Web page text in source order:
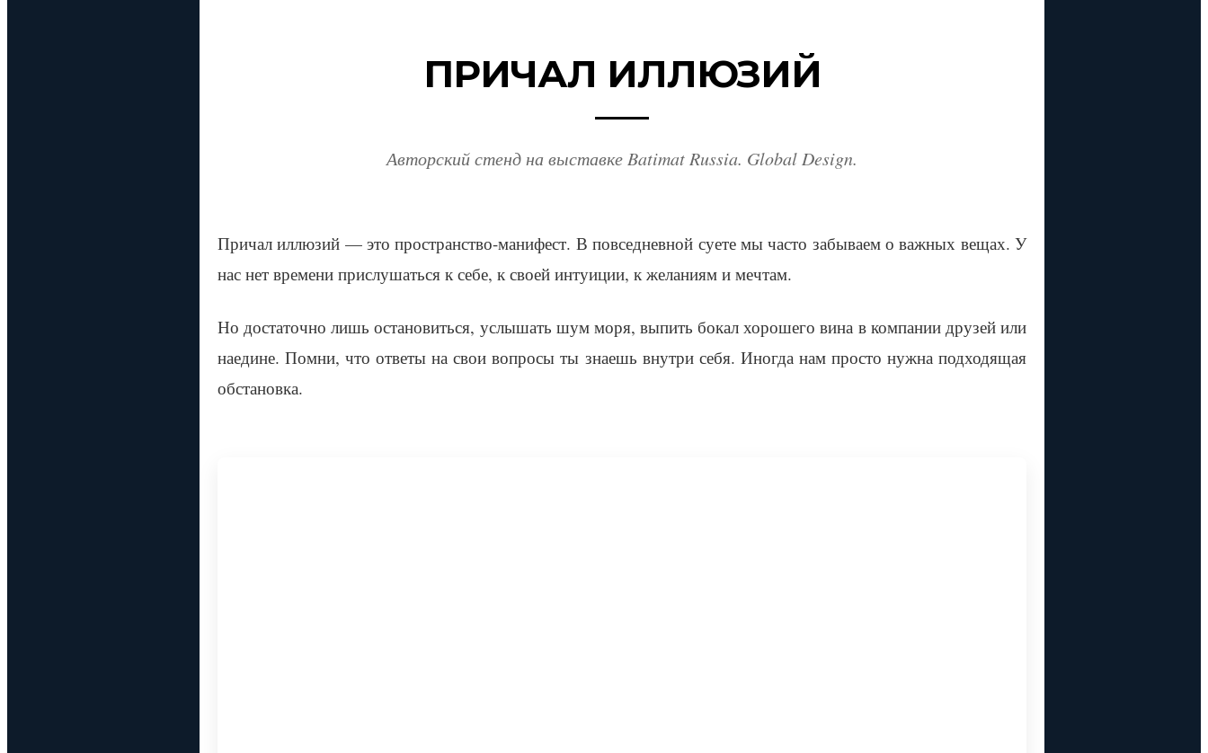
ПРИЧАЛ ИЛЛЮЗИЙ
Авторский стенд на выставке Batimat Russia. Global Design.
Причал иллюзий — это пространство-манифест. В повседневной суете мы часто забываем о важных вещах. У
нас нет времени прислушаться к себе, к своей интуиции, к желаниям и мечтам.
Но достаточно лишь остановиться, услышать шум моря, выпить бокал хорошего вина в компании друзей или
наедине. Помни, что ответы на свои вопросы ты знаешь внутри себя. Иногда нам просто нужна подходящая
обстановка.